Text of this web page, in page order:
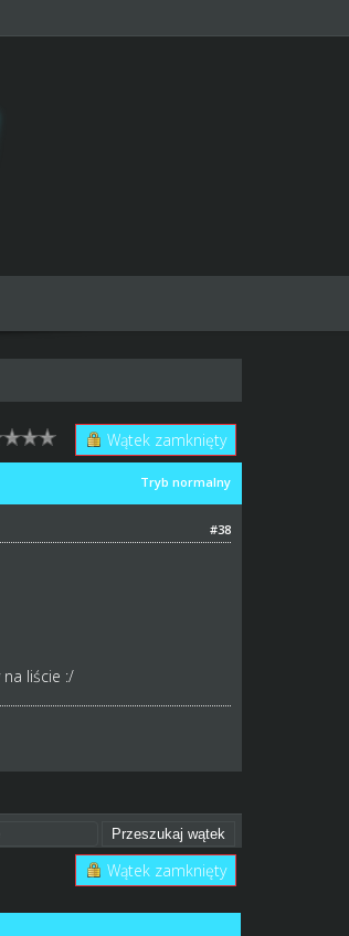
Wątek zamknięty
Tryb normalny
#38
liście :/
Wątek zamknięty